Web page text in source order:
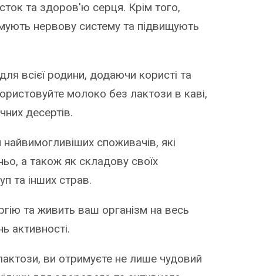
та здоров'ю серця. Крім того,
нервову систему та підвищують
всієї родини, додаючи користі та
молоко без лактози в каві,
десертів.
споживачів, які
а також як складову своїх
та інших страв.
та живить ваш організм на весь
активності.
ви отримуєте не лише чудовий